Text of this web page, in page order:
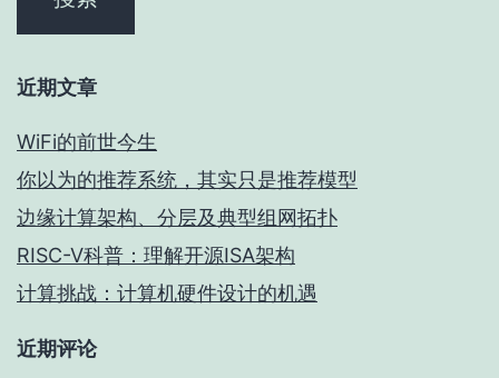
近期文章
WiFi的前世今生
你以为的推荐系统，其实只是推荐模型
边缘计算架构、分层及典型组网拓扑
RISC-V科普：理解开源ISA架构
计算挑战：计算机硬件设计的机遇
近期评论